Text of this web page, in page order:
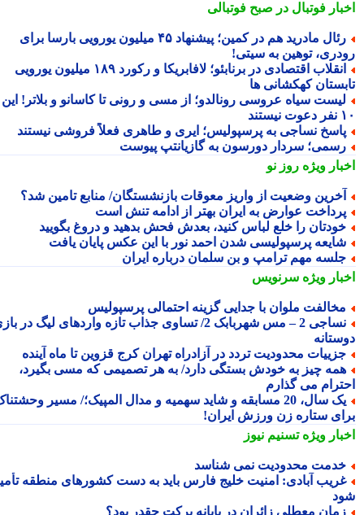
فوتبال در صبح فوتبالی
رئال مادرید هم در کمین؛ پیشنهاد ۴۵ میلیون یورویی بارسا برای
توهین به سیتی!
انقلاب اقتصادی در برنابئو؛ لافابریکا و رکورد ۱۸۹ میلیون یورویی
کهکشانی ها
سیاه عروسی رونالدو؛ از مسی و رونی تا کاسانو و بلاتر! این
نساجی به پرسپولیس؛ ایری و طاهری فعلاً فروشی نیستند
سردار دورسون به گازیانتپ پیوست
ویژهروز نو
وضعیت از واریز معوقات بازنشستگان/ منابع تامین شد؟
عوارض به ایران بهتر از ادامه تنش است
را خلع لباس کنید، بعدش فحش بدهید و دروغ بگویید
پرسپولیسی شدن احمد نور با این عکس پایان یافت
مهم ترامپ و بن سلمان درباره ایران
ویژهسرنویس
ملوان با جدایی گزینه احتمالی پرسپولیس
نساجی 2 – مس شهربابک 2/ تساوی جذاب تازه واردهای لیگ در بازی
محدودیت تردد در آزادراه تهران کرج قزوین تا ماه آینده
چیز به خودش بستگی دارد/ به هر تصمیمی که مسی بگیرد،
می گذارم
یک سال، 20 مسابقه و شاید سهمیه و مدال المپیک؛/ مسیر وحشتناک
ستاره زن ورزش ایران!
ویژهتسنیم نیوز
محدودیت نمی شناسد
آبادی: امنیت خلیج فارس باید به دست کشورهای منطقه تأمین
معطلی زائران در پایانه برکت چقدر بود؟